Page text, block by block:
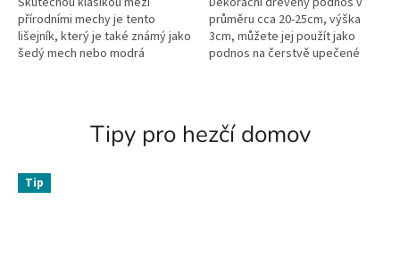
přírodními mechy je tento
lišejník, který je také známý jako
šedý mech nebo modrá
průměru cca 20-25cm, výška
3cm, můžete jej použít jako
podnos na čerstvě upečené
Tipy pro hezčí domov
Tip